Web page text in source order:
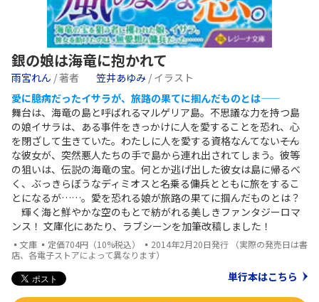
銀の娘は海竜に抱かれて
雨宮れん / 著者 笠井あゆみ / イラスト
愛に臆病だったイサラが、旅路の果てに掴んだものとは――
舞台は、海竜の島と呼ばれるマルゲリア島。不思議な力を持つ島
の娘イサラは、ある事件をきっかけに人を愛することを恐れ、心
を閉ざして生きていた。わたしに人を愛する資格なんてない――そん
な彼女が、突然悪人たちの手で島から連れ出されてしまう。彼等
の狙いは、伝説の海竜の宝。何とか逃げ出した彼女は島に帰るべ
く、ぶっきらぼうなディミオスと名乗る傭兵とともに旅をするこ
とになるが……。愛を恐れる娘が旅路の果てに掴んだものとは？
輝く海と鮮やかな空のもとで紡がれる美しきファンタジーロマ
ンス！ 文庫化にあたり、ラブシーンを加筆改稿しました！
▪文庫 ▪定価704円（10%税込） ▪2014年2月20日発行 （実際の発売日は書
店、各電子ストアによって異なります）
単行本はこちら